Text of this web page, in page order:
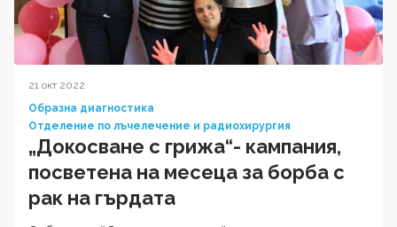
21 окт 2022
Образна диагностика
Отделение по лъчелечение и радиохирургия
„Докосване с грижа“- кампания,
посветена на месеца за борба с
рак на гърдата